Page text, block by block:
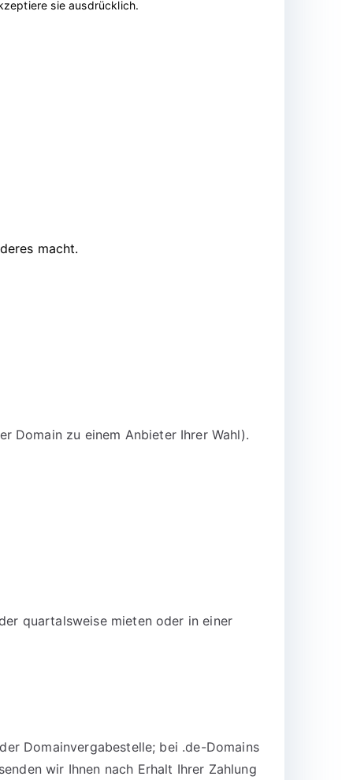
sie ausdrücklich.
macht.
Domain zu einem Anbieter Ihrer Wahl).
quartalsweise mieten oder in einer
Domainvergabestelle; bei .de-Domains
wir Ihnen nach Erhalt Ihrer Zahlung